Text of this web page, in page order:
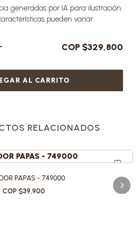
generadas por IA para ilustración.
pueden variar.
COP $329,800
AL CARRITO
RELACIONADOS
PAPAS - 749000
COP $39,900